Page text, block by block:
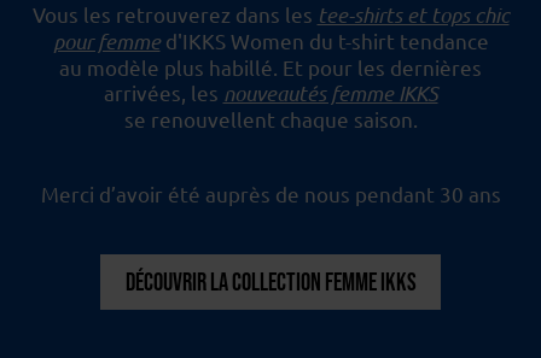
Vous les retrouverez dans les tee-shirts et tops chic
pour femmed'IKKS Women du t-shirt tendance
au modèle plus habillé. Et pour les dernières
arrivées, les nouveautés femme IKKS
se renouvellent chaque saison.
Merci d’avoir été auprès de nous pendant 30 ans
DÉCOUVRIR LA COLLECTION FEMME IKKS